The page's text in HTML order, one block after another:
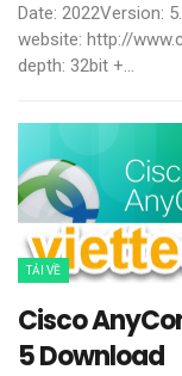
Date: 2022Version:
website: http://
depth: 32bit +
TẢI VỀ
Cisco
5 Download